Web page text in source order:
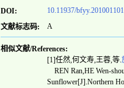
DOI:
10.11937/
文献标志码:
A
相似文献/References:
[1]任然,何文寿,王蓉,等.
REN Ran,HE Wen-
Sunflower[J].Northern